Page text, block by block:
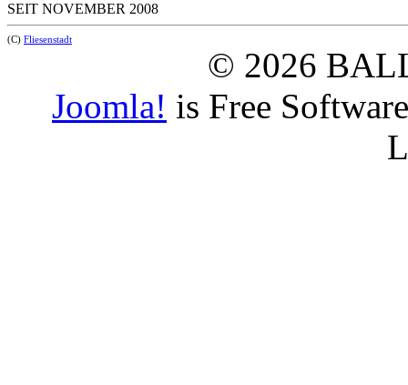
SEIT NOVEMBER 2008
(C) Fliesenstadt
© 2026
Joomla! is Free